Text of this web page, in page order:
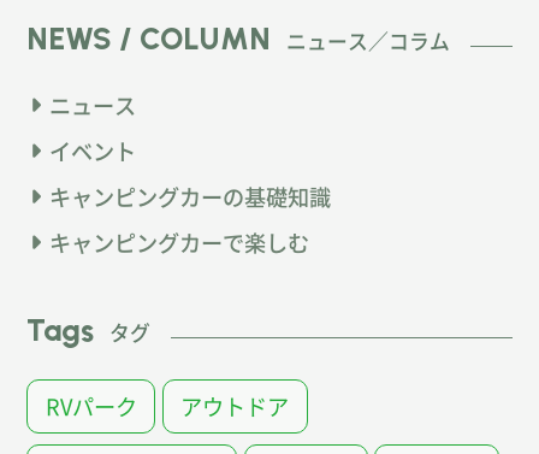
NEWS / COLUMN ニュース／コラム
ニュース
イベント
キャンピングカーの基礎知識
キャンピングカーで楽しむ
Tags タグ
RVパーク アウトドア